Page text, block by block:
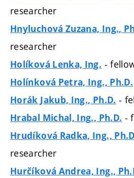
researcher
Hnyluchová Zuzana, Ing.,
researcher
Holíková Lenka, Ing. -
Holínková Petra, Ing., Ph.D.
Horák Jakub, Ing., Ph.D. -
Hrabal Michal, Ing., Ph.D. -
Hrudíková Radka, Ing.,
researcher
Hurčíková Andrea, Ing.,